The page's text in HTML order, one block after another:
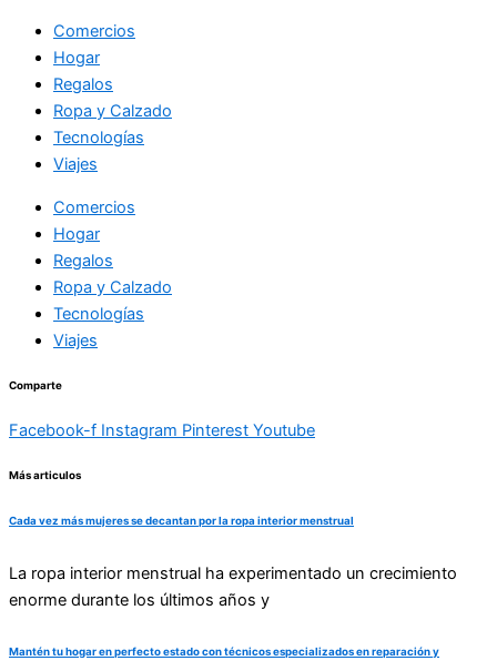
Comercios
Hogar
Regalos
Ropa y Calzado
Tecnologías
Viajes
Comercios
Hogar
Regalos
Ropa y Calzado
Tecnologías
Viajes
Comparte
Facebook-f Instagram Pinterest Youtube
Más articulos
Cada vez más mujeres se decantan por la ropa interior menstrual
La ropa interior menstrual ha experimentado un crecimiento
enorme durante los últimos años y
Mantén tu hogar en perfecto estado con técnicos especializados en reparación y